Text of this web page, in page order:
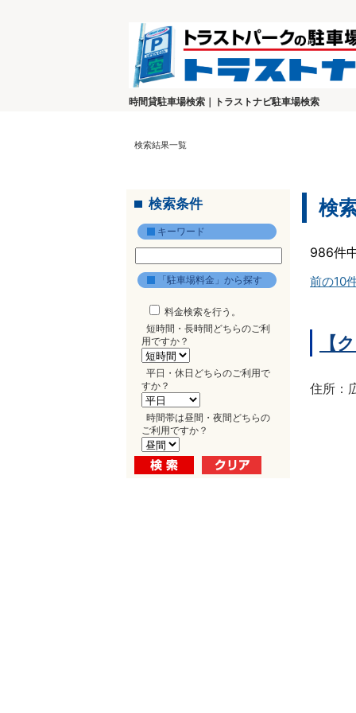
時間貸駐車場検索｜トラストナビ駐車場検索
検索結果一覧
検索条件
キーワード
「駐車場料金」から探す
料金検索を行う。
短時間・長時間どちらのご利
用ですか？
平日・休日どちらのご利用で
すか？
時間帯は昼間・夜間どちらの
ご利用ですか？
検
986件
前の10
【
住所：